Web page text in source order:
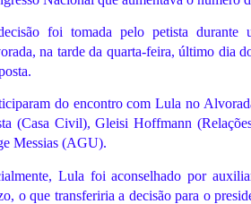
foi tomada pelo petista durante
na tarde da quarta-feira, último dia
do encontro com Lula no
(Casa Civil), Gleisi Hoffmann
Messias (AGU).
Lula foi aconselhado por
o que transferiria a decisão para o